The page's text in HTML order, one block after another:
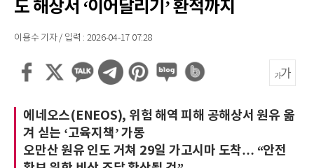
도 해상서 ‘이어달리기’ 환적까지
이용수 기자 / 입력 : 2026-04-17 07:28
에네오스(ENEOS), 위험 해역 피해 공해상서 원유 옮
겨 싣는 ‘고육지책’ 가동
오만산 원유 인도 거쳐 29일 가고시마 도착… “안전